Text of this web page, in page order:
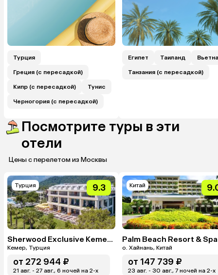
Турция
Греция (с пересадкой)
Кипр (с пересадкой) Тунис
Черногория (с пересадкой)
Египет Таиланд
Танзания (с пересадкой)
Посмотрите туры в эти
отели
Цены с перелетом из Москвы
Турция 9.3
Sherwood Exclusive Kemer (Ex. Sherwood Club Kemer)
Кемер, Турция
от 272 944 ₽
21 авг. - 27 авг., 6 ночей на 2-x
Китай
Palm Beach Resort & Spa
о. Хайнань, Китай
от 147 739 ₽
23 авг. - 30 авг., 7 ночей на 2-x